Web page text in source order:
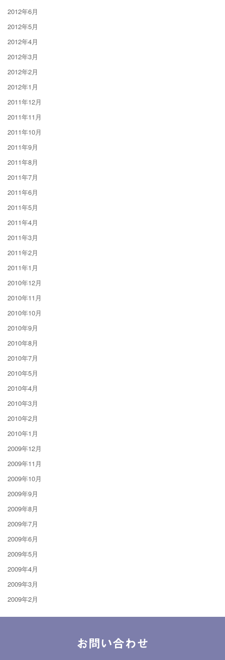
2012年6月
2012年5月
2012年4月
2012年3月
2012年2月
2012年1月
2011年12月
2011年11月
2011年10月
2011年9月
2011年8月
2011年7月
2011年6月
2011年5月
2011年4月
2011年3月
2011年2月
2011年1月
2010年12月
2010年11月
2010年10月
2010年9月
2010年8月
2010年7月
2010年5月
2010年4月
2010年3月
2010年2月
2010年1月
2009年12月
2009年11月
2009年10月
2009年9月
2009年8月
2009年7月
2009年6月
2009年5月
2009年4月
2009年3月
2009年2月
お問い合わせ